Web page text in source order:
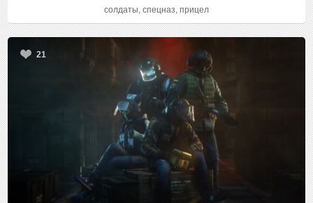
солдаты, спецназ, прицел
21